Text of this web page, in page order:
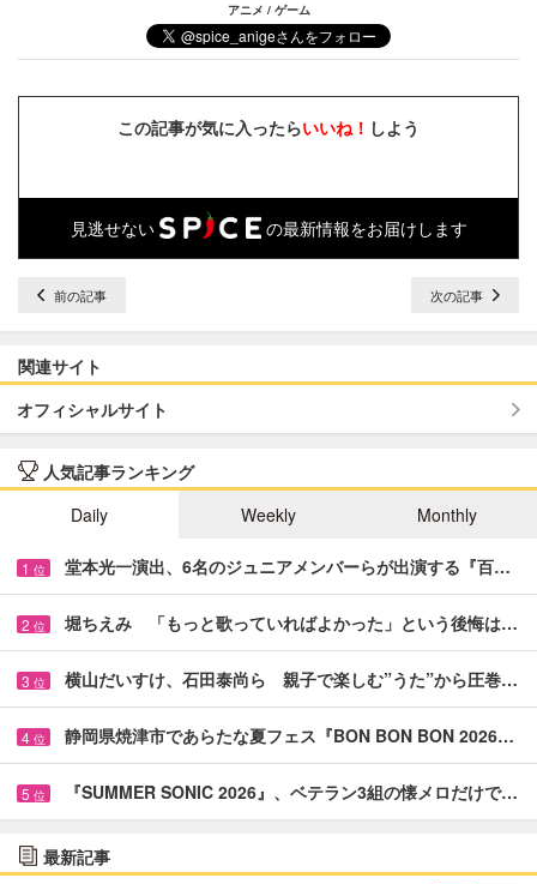
アニメ / ゲーム
この記事が気に入ったらいいね！ しよう
見逃せない の最新情報をお届けします
前の記事 次の記事
関連サイト
オフィシャルサイト
人気記事ランキング
Daily
Weekly Monthly
1 位 堂本光一演出、6名のジュニアメンバーらが出演する『百…
2 位 堀ちえみ 「もっと歌っていればよかった」という後悔は…
3 位 横山だいすけ、石田泰尚ら 親子で楽しむ”うた”から圧巻…
4 位 静岡県焼津市であらたな夏フェス『BON BON BON 2026…
5 位 『SUMMER SONIC 2026』、ベテラン3組の懐メロだけで…
最新記事